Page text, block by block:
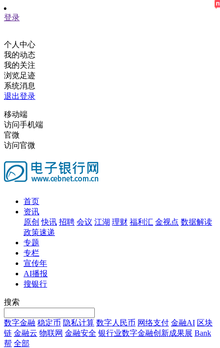
登录
个人中心
我的动态
我的关注
浏览足迹
系统消息
退出登录
移动端
访问手机端
官微
访问官微
首页
资讯
原创 快讯 招聘 会议 江湖 理财 福利汇 金视点 数据解读
政策速递
专题
专栏
宣传年
AI播报
搜银行
搜索
数字金融 稳定币 隐私计算 数字人民币 网络支付 金融AI 区块
链 金融云 物联网 金融安全 银行业数字金融创新成果展 Bank
帮 全部